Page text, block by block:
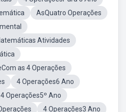
AsQuatro Operações
Atividades
as 4 Operações
4 Operações6 Ano
4 Operações5º Ano
4 Operações3 Ano